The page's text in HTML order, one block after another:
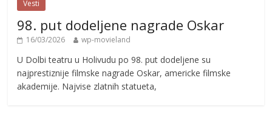
Vesti
98. put dodeljene nagrade Oskar
16/03/2026 wp-movieland
U Dolbi teatru u Holivudu po 98. put dodeljene su
najprestiznije filmske nagrade Oskar, americke filmske
akademije. Najvise zlatnih statueta,